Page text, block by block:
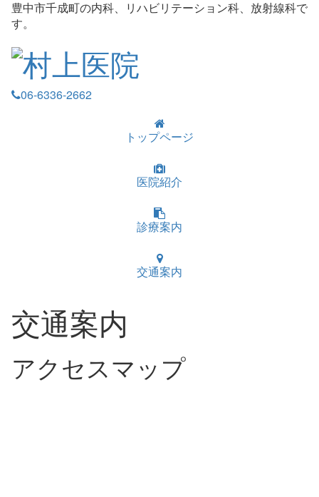
豊中市千成町の内科、リハビリテーション科、放射線科で
す。
06-6336-2662
トップページ
医院紹介
診療案内
交通案内
交通案内
アクセスマップ